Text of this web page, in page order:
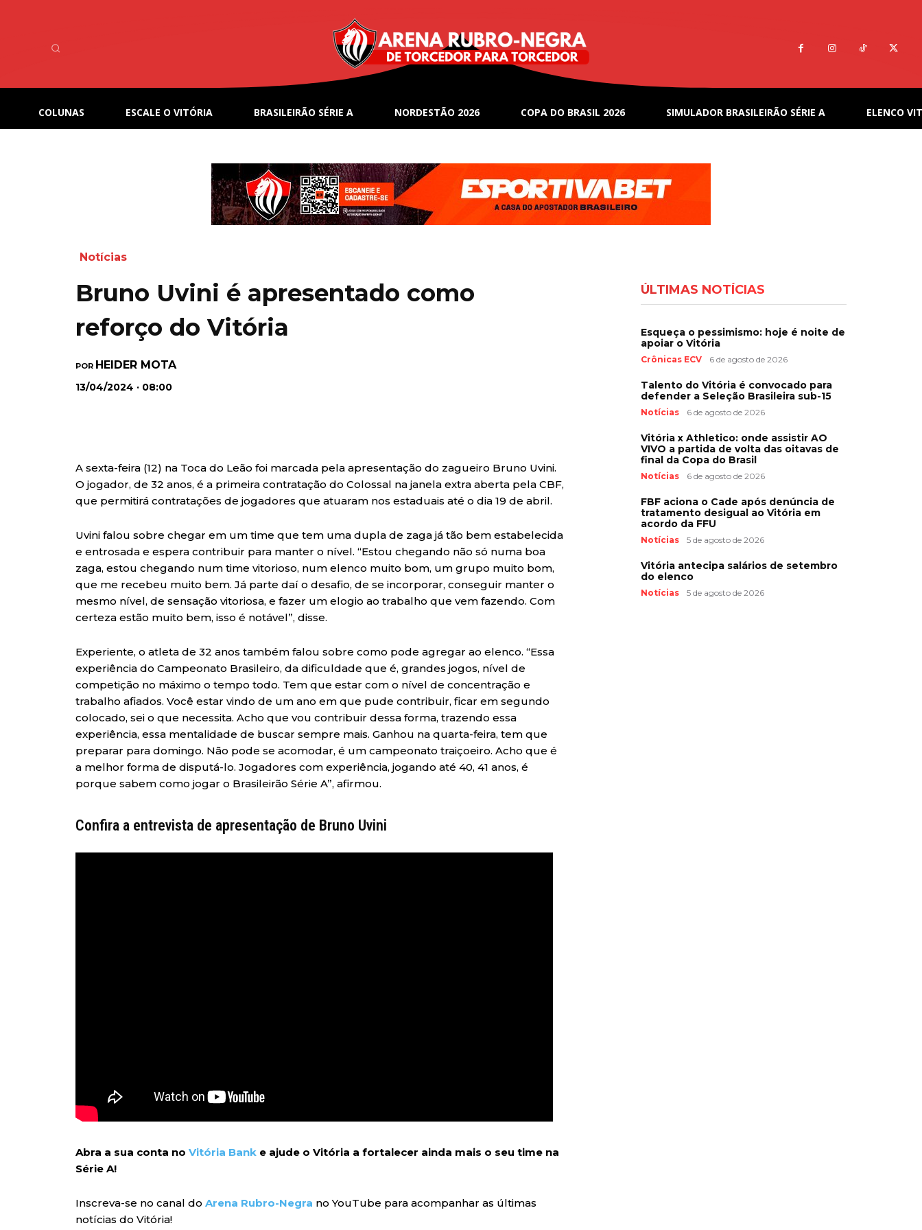
COLUNAS ESCALE O VITÓRIA BRASILEIRÃO SÉRIE A NORDESTÃO 2026 COPA DO BRASIL 2026 SIMULADOR BRASILEIRÃO SÉRIE A ELENCO
Notícias
Bruno Uvini é apresentado como
reforço do Vitória
POR HEIDER MOTA
13/04/2024 · 08:00
A sexta-feira (12) na Toca do Leão foi marcada pela apresentação do zagueiro Bruno Uvini.
O jogador, de 32 anos, é a primeira contratação do Colossal na janela extra aberta pela CBF,
que permitirá contratações de jogadores que atuaram nos estaduais até o dia 19 de abril.
Uvini falou sobre chegar em um time que tem uma dupla de zaga já tão bem estabelecida
e entrosada e espera contribuir para manter o nível. “Estou chegando não só numa boa
zaga, estou chegando num time vitorioso, num elenco muito bom, um grupo muito bom,
que me recebeu muito bem. Já parte daí o desafio, de se incorporar, conseguir manter o
mesmo nível, de sensação vitoriosa, e fazer um elogio ao trabalho que vem fazendo. Com
certeza estão muito bem, isso é notável”, disse.
Experiente, o atleta de 32 anos também falou sobre como pode agregar ao elenco. “Essa
experiência do Campeonato Brasileiro, da dificuldade que é, grandes jogos, nível de
competição no máximo o tempo todo. Tem que estar com o nível de concentração e
trabalho afiados. Você estar vindo de um ano em que pude contribuir, ficar em segundo
colocado, sei o que necessita. Acho que vou contribuir dessa forma, trazendo essa
experiência, essa mentalidade de buscar sempre mais. Ganhou na quarta-feira, tem que
preparar para domingo. Não pode se acomodar, é um campeonato traiçoeiro. Acho que é
a melhor forma de disputá-lo. Jogadores com experiência, jogando até 40, 41 anos, é
porque sabem como jogar o Brasileirão Série A”, afirmou.
Confira a entrevista de apresentação de Bruno Uvini
Abra a sua conta no Vitória Bank e ajude o Vitória a fortalecer ainda mais o seu time na
Série A!
Inscreva-se no canal do Arena Rubro-Negra no YouTube para acompanhar as últimas
notícias do Vitória!
ÚLTIMAS NOTÍCIAS
Esqueça o pessimismo: hoje é noite de
apoiar o Vitória
Crônicas ECV 6 de agosto de 2026
Talento do Vitória é convocado para
defender a Seleção Brasileira sub-15
Notícias 6 de agosto de 2026
Vitória x Athletico: onde assistir AO
VIVO a partida de volta das oitavas de
final da Copa do Brasil
Notícias 6 de agosto de 2026
FBF aciona o Cade após denúncia de
tratamento desigual ao Vitória em
acordo da FFU
Notícias 5 de agosto de 2026
Vitória antecipa salários de setembro
do elenco
Notícias 5 de agosto de 2026